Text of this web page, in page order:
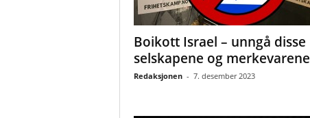
Boikott Israel – unngå disse
selskapene og merkevarene
Redaksjonen - 7. desember 2023